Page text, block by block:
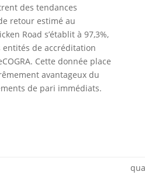
des tendances
retour estimé au
Road s’établit à 97,3%,
de accréditation
Cette donnée place
avantageux du
de pari immédiats.